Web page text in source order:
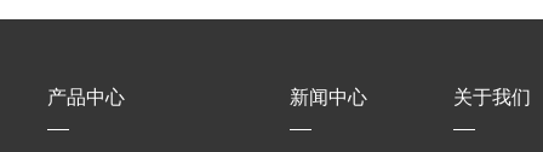
产品中心 新闻中心 关于我们